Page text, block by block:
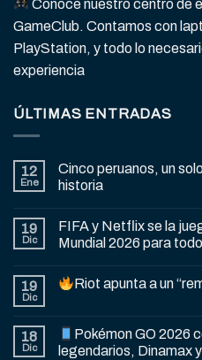
Conoce nuestro centro de
GameClub. Contamos con
PlayStation, y todo lo
experiencia
ÚLTIMAS ENTRADAS
12
Ene
Cinco peruanos, un
historia
19
Dic
FIFA y Netflix se la
Mundial 2026 para
19
Dic
Riot apunta a un
18
Dic
Pokémon GO 2026
legendarios, Dinamax